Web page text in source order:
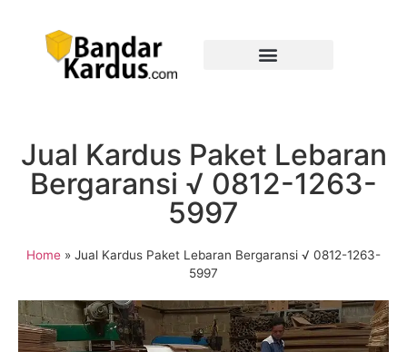
Jual Kardus Paket Lebaran
Bergaransi √ 0812-1263-
5997
Home » Jual Kardus Paket Lebaran Bergaransi √ 0812-1263-
5997